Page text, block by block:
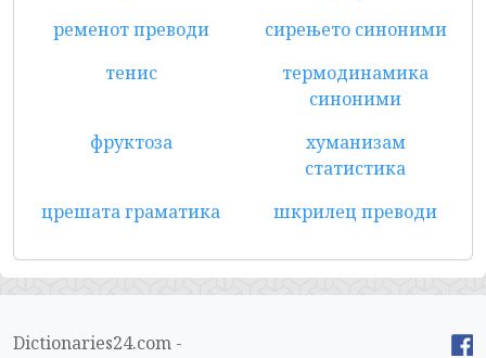
ременот преводи
сирењето синоними
тенис
термодинамика
синоними
фруктоза
хуманизам
статистика
црешата граматика
шкрилец преводи
Dictionaries24.com -